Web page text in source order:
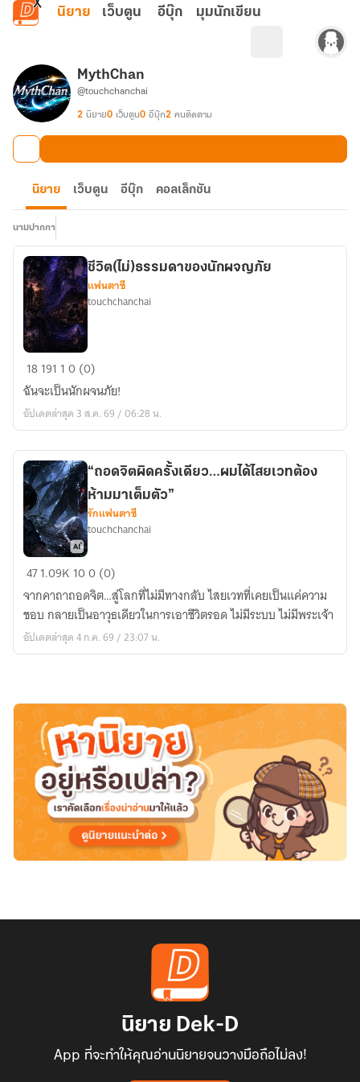
ข้ามไปยังเนื้อหาหลัก
นิยาย เว็บตูน อีบุ๊ก มุมนักเขียน
MythChan
@touchchanchai
2 นิยาย0 เว็บตูน0 อีบุ๊ก2 คนติดตาม
นิยาย เว็บตูน อีบุ๊ก คอลเล็กชัน
นามปากกา
ชีวิต(ไม่)ธรรมดา
ของ
นัก
ผจญ
ชีวิต(ไม่)ธรรมดาของนักผจญภัย
แฟนตาซี
touchchanchai
18191 10 (0)
ฉันจะเป็นนักผจนภัย!
อัปเดตล่าสุด 3 ส.ค. 69 / 06:28 น.
“ถอด
ผิด
ครั้ง
เดียว…
ไสยเวท
ต้อง
ห้าม
เต็ม
ตัว”
“ถอดจิตผิดครั้งเดียว…ผมได้ไสยเวทต้อง
ห้ามมาเต็มตัว”
รักแฟนตาซี
touchchanchai
471.09K 100 (0)
จากคาถาถอดจิต…สู่โลกที่ไม่มีทางกลับ ไสยเวทที่เคยเป็นแค่ความ
ชอบ กลายเป็นอาวุธเดียวในการเอาชีวิตรอด ไม่มีระบบ ไม่มีพระเจ้า
อัปเดตล่าสุด 4 ก.ค. 69 / 23:07 น.
นิยาย Dek-D
App ที่จะทำให้คุณอ่านนิยายจนวางมือถือไม่ลง!